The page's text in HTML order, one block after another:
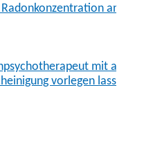
anmelden
mit
vorlegen lassen